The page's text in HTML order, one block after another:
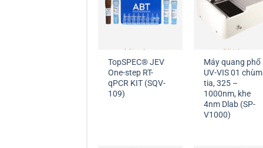
TopSPEC® JEV
One-step RT-
qPCR KIT (SQV-
109)
Máy quang phổ
UV-VIS 01 chùm
tia, 325 –
1000nm, khe
4nm Dlab (SP-
V1000)